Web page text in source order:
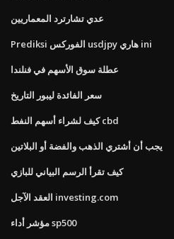
عدي تشارترد المعماريين
Prediksi الفوركس usdjpy هاري ini
عطلة سوق الأسهم في فنلندا
سعر الفائدة ليبور التاريخ
كيف لشراء أسهم النفط cbd
يجب أن أشتري الذهب والفضة أو البلاتين
كيف تقرأ الرسم البياني للبازي
العقد الآجل investing.com
مؤشر أداء sp500